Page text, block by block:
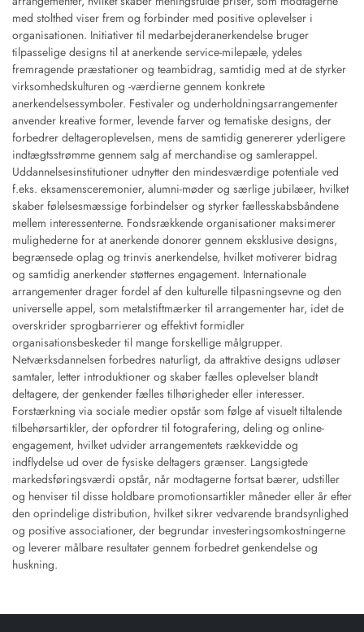
med stolthed viser frem og forbinder med positive oplevelser i
organisationen. Initiativer til medarbejderanerkendelse bruger
tilpasselige designs til at anerkende service-milepæle, ydeles
fremragende præstationer og teambidrag, samtidig med at de styrker
virksomhedskulturen og -værdierne gennem konkrete
anerkendelsessymboler. Festivaler og underholdningsarrangementer
anvender kreative former, levende farver og tematiske designs, der
forbedrer deltageroplevelsen, mens de samtidig genererer yderligere
indtægtsstrømme gennem salg af merchandise og samlerappel.
Uddannelsesinstitutioner udnytter den mindesværdige potentiale ved
f.eks. eksamensceremonier, alumni-møder og særlige jubilæer, hvilket
skaber følelsesmæssige forbindelser og styrker fællesskabsbåndene
mellem interessenterne. Fondsrækkende organisationer maksimerer
mulighederne for at anerkende donorer gennem eksklusive designs,
begrænsede oplag og trinvis anerkendelse, hvilket motiverer bidrag
og samtidig anerkender støtternes engagement. Internationale
arrangementer drager fordel af den kulturelle tilpasningsevne og den
universelle appel, som metalstiftmærker til arrangementer har, idet de
overskrider sprogbarrierer og effektivt formidler
organisationsbeskeder til mange forskellige målgrupper.
Netværksdannelsen forbedres naturligt, da attraktive designs udløser
samtaler, letter introduktioner og skaber fælles oplevelser blandt
deltagere, der genkender fælles tilhørigheder eller interesser.
Forstærkning via sociale medier opstår som følge af visuelt tiltalende
tilbehørsartikler, der opfordrer til fotografering, deling og online-
engagement, hvilket udvider arrangementets rækkevidde og
indflydelse ud over de fysiske deltagers grænser. Langsigtede
markedsføringsværdi opstår, når modtagerne fortsat bærer, udstiller
og henviser til disse holdbare promotionsartikler måneder eller år efter
den oprindelige distribution, hvilket sikrer vedvarende brandsynlighed
og positive associationer, der begrundar investeringsomkostningerne
og leverer målbare resultater gennem forbedret genkendelse og
huskning.